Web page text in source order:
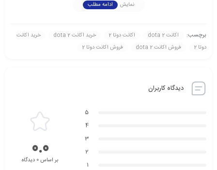
نمایش ادامه مطلب
برچسب: اکانت dota 2 اکانت دوتا 2 خريد اکانت dota 2
خريد اکانت
دوتا 2
فروش اکانت dota 2 فروش اکانت دوتا 2
دیدگاه کاربران
5
4
3
2
1
0.0بر اساس 0 دیدگاه